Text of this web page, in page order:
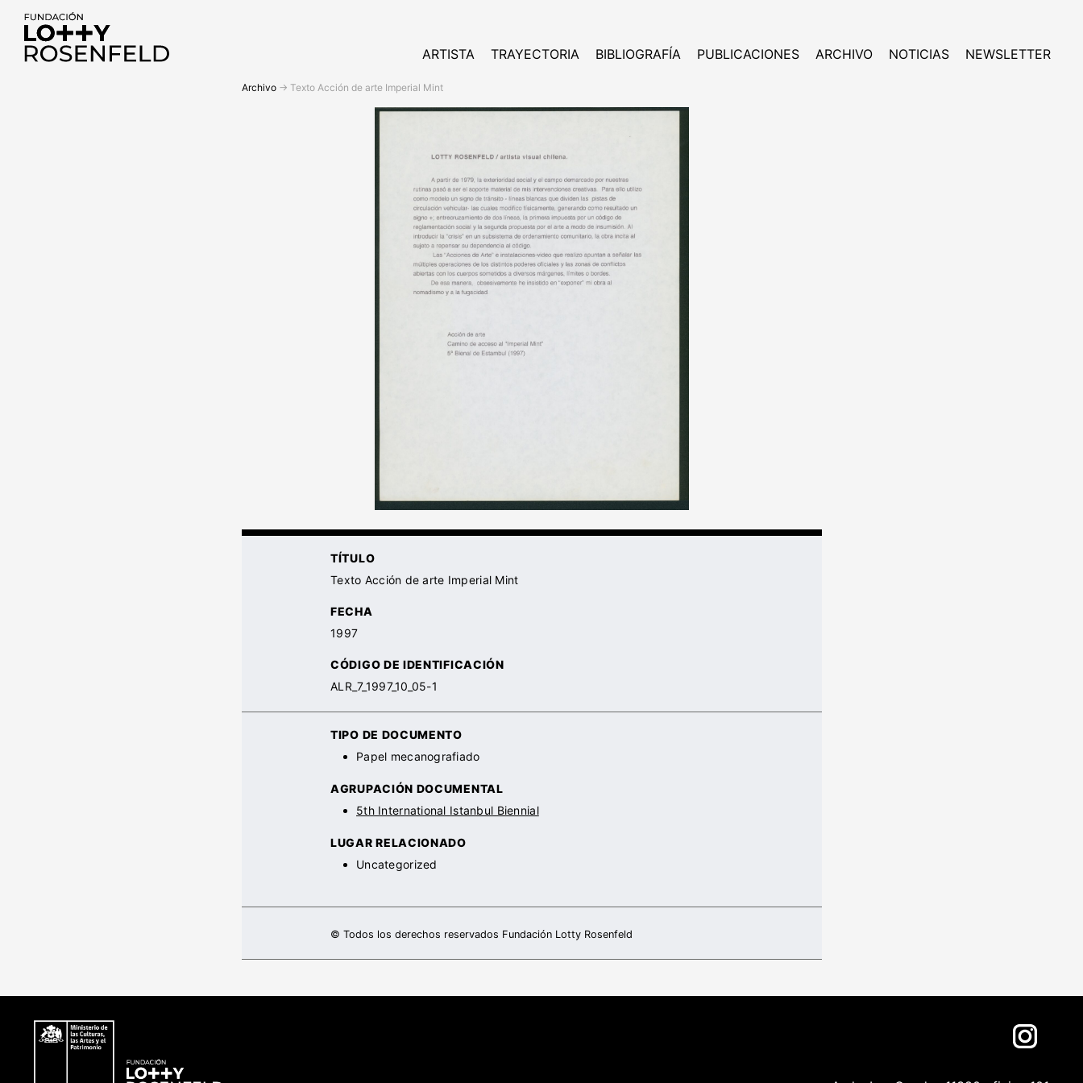
ARTISTA TRAYECTORIA BIBLIOGRAFÍA PUBLICACIONES ARCHIVO NOTICIAS NEWSLETTER
Archivo -> Texto Acción de arte Imperial Mint
TÍTULO
Texto Acción de arte Imperial Mint
FECHA
1997
CÓDIGO DE IDENTIFICACIÓN
ALR_7_1997_10_05-1
TIPO DE DOCUMENTO
Papel mecanografiado
AGRUPACIÓN DOCUMENTAL
5th International Istanbul Biennial
LUGAR RELACIONADO
Uncategorized
© Todos los derechos reservados Fundación Lotty Rosenfeld